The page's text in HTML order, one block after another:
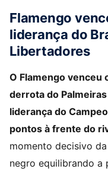
Flamengo
liderança do
Libertadores
O Flamengo venceu o Sport por 2 a 0 e, com a
derrota do
liderança do
pontos à frente do
momento decisivo
negro equilibrando a